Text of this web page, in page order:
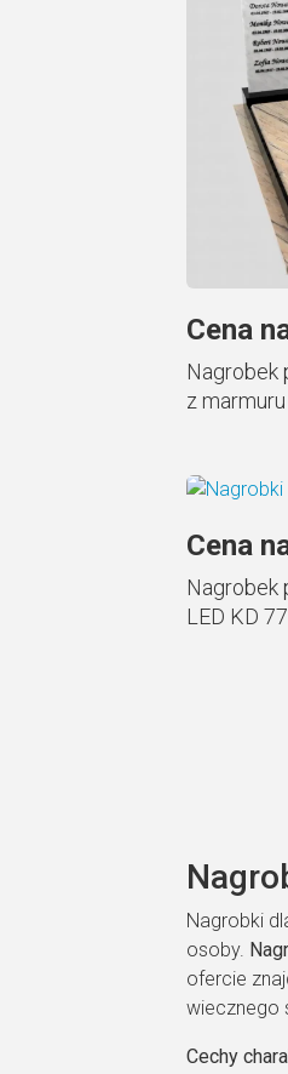
Cena
Nagrobek
z
Cena
Nagrobek
LED KD 77
Nagrobki
osoby.
ofercie
wiecznego
Cechy